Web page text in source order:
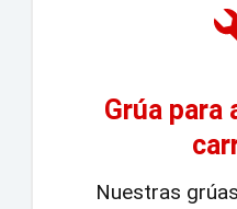
Grúa para
Nuestras